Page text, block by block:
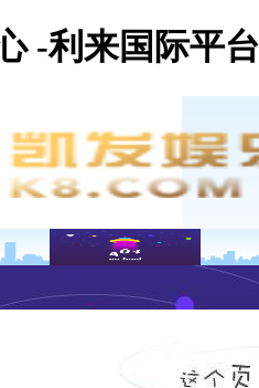
-利来国际平台